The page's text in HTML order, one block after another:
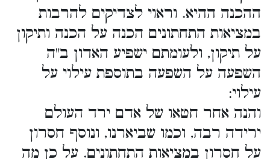
ההכנה ההיא. וראוי לצדיקים להרבות
במציאות התחתונים הכנה על הכנה ותיקון
על תיקון, ולעומתם ישפיע האדון ב"ה
השפעה על השפעה בתוספת עילוי על
עילוי:
והנה אחר חטאו של אדם ירד העולם
ירידה רבה, וכמו שביארנו, ונוסף חסרון
על חסרון במציאות התחתונים. על כן מה